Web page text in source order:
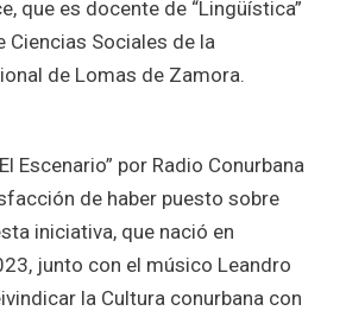
que es docente de “Lingüística”
Ciencias Sociales de la
de Lomas de Zamora.
Escenario” por Radio Conurbana
de haber puesto sobre
iniciativa, que nació en
junto con el músico Leandro
la Cultura conurbana con